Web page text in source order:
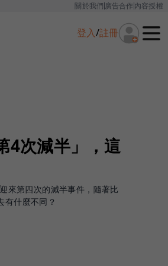
關於我們廣告合作內容授權
登入/註冊
4次減半」，這
來第四次的減半事件，隨著比
有什麼不同？